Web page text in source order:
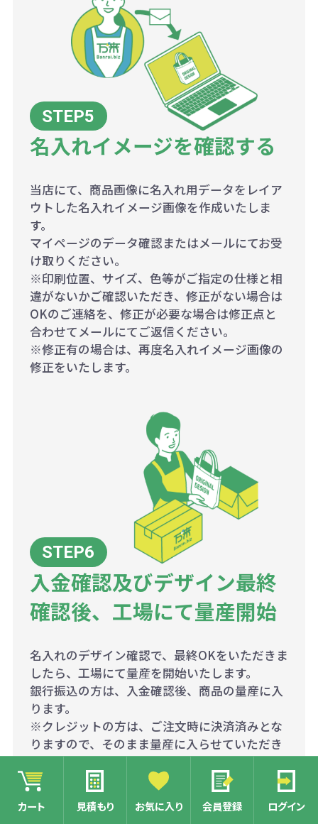
カート 見積もり お気に入り 会員登録 ログイン
名入れイメージを確認する
当店にて、商品画像に名入れ用データをレイア
ウトした名入れイメージ画像を作成いたしま
す。
マイページのデータ確認またはメールにてお受
け取りください。
※印刷位置、サイズ、色等がご指定の仕様と相
違がないかご確認いただき、修正がない場合は
OKのご連絡を、修正が必要な場合は修正点と
合わせてメールにてご返信ください。
※修正有の場合は、再度名入れイメージ画像の
修正をいたします。
入金確認及びデザイン最終
確認後、工場にて量産開始
名入れのデザイン確認で、最終OKをいただきま
したら、工場にて量産を開始いたします。
銀行振込の方は、入金確認後、商品の量産に入
ります。
※クレジットの方は、ご注文時に決済済みとな
りますので、そのまま量産に入らせていただき
ます。